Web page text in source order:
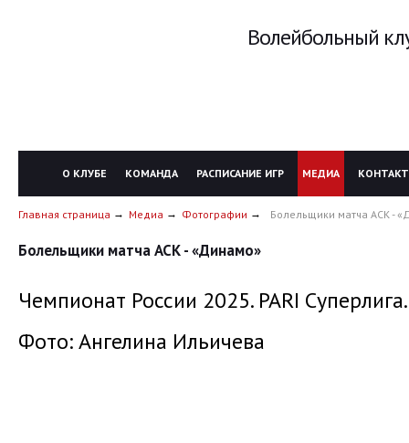
Волейбольный
О КЛУБЕ КОМАНДА РАСПИСАНИЕ ИГР МЕДИА
Главная страница Медиа Фотографии Болельщики матча АСК -
Болельщики матча АСК - «Динамо»
Чемпионат России 2025. PARI
Фото: Ангелина Ильичева